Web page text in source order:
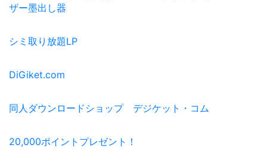
ザー墨出し器
シミ取り放題LP
DiGiket.com
同人ダウンロードショップ デジケット・コム
20,000ポイントプレゼント！